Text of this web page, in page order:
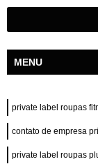
MENU
private label roupas
contato de empresa
private label roupas